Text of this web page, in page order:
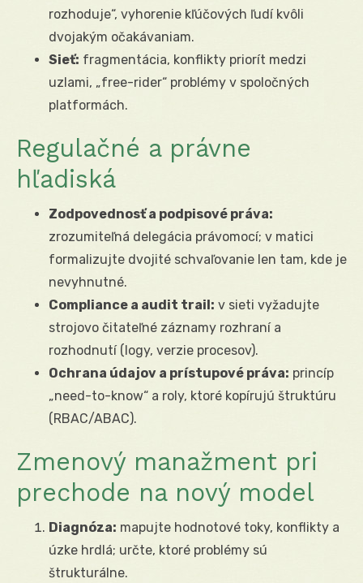
rozhoduje“, vyhorenie kľúčových ľudí kvôli
dvojakým očakávaniam.
Sieť: fragmentácia, konflikty priorít medzi
uzlami, „free-rider“ problémy v spoločných
platformách.
Regulačné a právne
hľadiská
Zodpovednosť a podpisové práva:
zrozumiteľná delegácia právomocí; v matici
formalizujte dvojité schvaľovanie len tam, kde je
nevyhnutné.
Compliance a audit trail: v sieti vyžadujte
strojovo čitateľné záznamy rozhraní a
rozhodnutí (logy, verzie procesov).
Ochrana údajov a prístupové práva: princíp
„need-to-know“ a roly, ktoré kopírujú štruktúru
(RBAC/ABAC).
Zmenový manažment pri
prechode na nový model
Diagnóza: mapujte hodnotové toky, konflikty a
úzke hrdlá; určte, ktoré problémy sú
štrukturálne.